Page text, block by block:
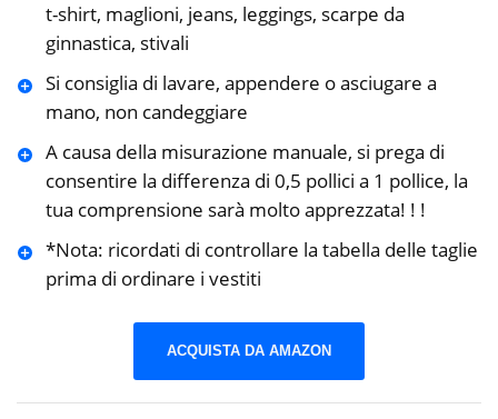
t-shirt, maglioni, jeans, leggings, scarpe da
ginnastica, stivali
Si consiglia di lavare, appendere o asciugare a
mano, non candeggiare
A causa della misurazione manuale, si prega di
consentire la differenza di 0,5 pollici a 1 pollice, la
tua comprensione sarà molto apprezzata! ! !
*Nota: ricordati di controllare la tabella delle taglie
prima di ordinare i vestiti
ACQUISTA DA AMAZON